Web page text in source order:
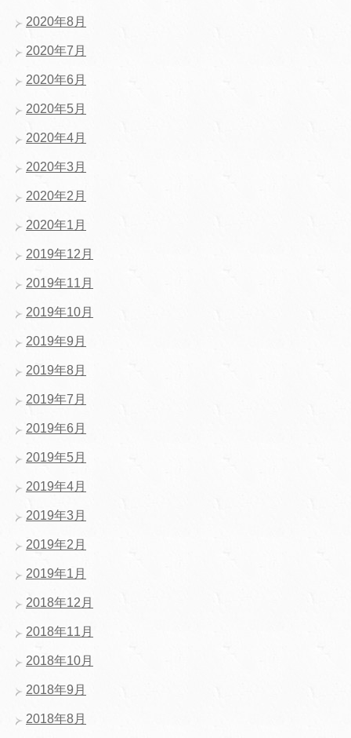
2020年8月
2020年7月
2020年6月
2020年5月
2020年4月
2020年3月
2020年2月
2020年1月
2019年12月
2019年11月
2019年10月
2019年9月
2019年8月
2019年7月
2019年6月
2019年5月
2019年4月
2019年3月
2019年2月
2019年1月
2018年12月
2018年11月
2018年10月
2018年9月
2018年8月